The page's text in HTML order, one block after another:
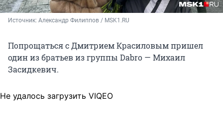
Источник: Александр Филиппов / MSK1.RU
Попрощаться с Дмитрием Красиловым пришел
один из братьев из группы Dabro — Михаил
Засидкевич.
Не удалось загрузить VIQEO